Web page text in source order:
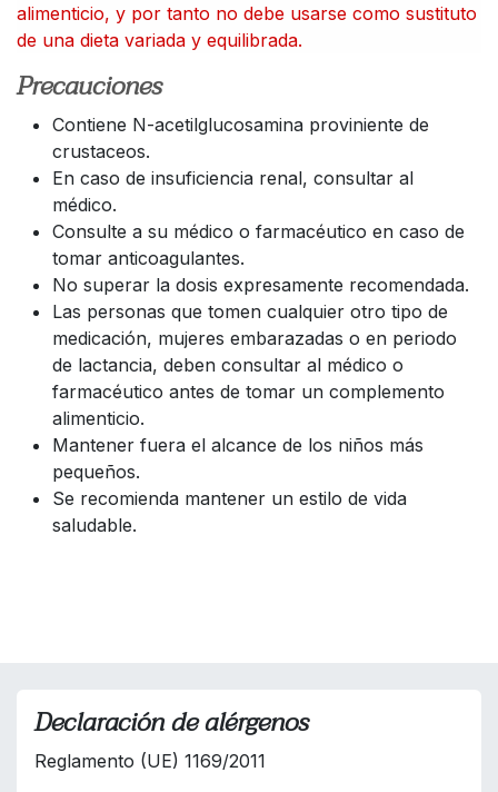
alimenticio, y por tanto no debe usarse como sustituto
de una dieta variada y equilibrada.
Precauciones
Contiene N-acetilglucosamina proviniente de
crustaceos.
En caso de insuficiencia renal, consultar al
médico.
Consulte a su médico o farmacéutico en caso de
tomar anticoagulantes.
No superar la dosis expresamente recomendada.
Las personas que tomen cualquier otro tipo de
medicación, mujeres embarazadas o en periodo
de lactancia, deben consultar al médico o
farmacéutico antes de tomar un complemento
alimenticio.
Mantener fuera el alcance de los niños más
pequeños.
Se recomienda mantener un estilo de vida
saludable.
Declaración de alérgenos
Reglamento (UE) 1169/2011